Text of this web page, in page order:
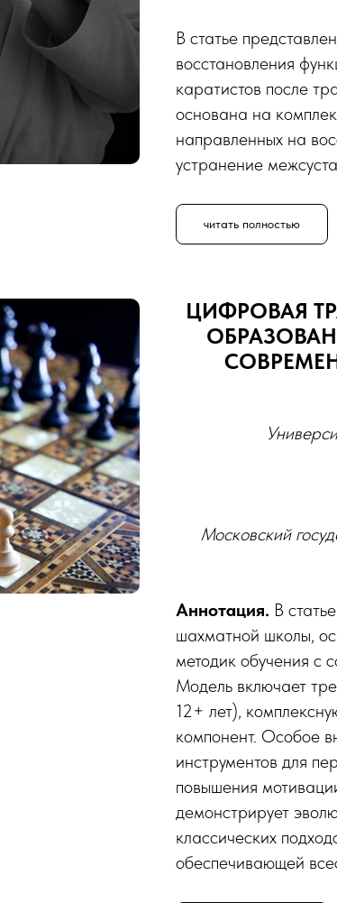
В статье
восстановления
каратистов после
основана на
направленных на
устранение
читать полностью
ЦИФРОВАЯ
Московский
Аннотация. В
шахматной школы,
методик обучения с
Модель включает
12+ лет),
компонент. Особое
инструментов для
повышения
демонстрирует
классических
обеспечивающей